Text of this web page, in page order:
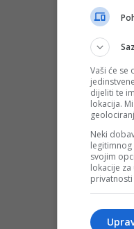
Vaši će se
dijeliti te
lokacija.
Neki
legitimnog
svojim
lokacije
privatnosti